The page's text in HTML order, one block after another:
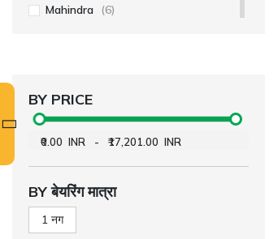
Mahindra (6)
BY PRICE
₹0.00 INR - ₹17,201.00 INR
BY बेयरिंग मात्रा
1 नग